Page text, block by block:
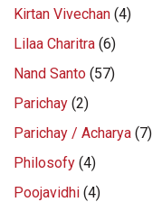
Kirtan Vivechan (4)
Lilaa Charitra (6)
Nand Santo (57)
Parichay (2)
Parichay / Acharya (7)
Philosofy (4)
Poojavidhi (4)